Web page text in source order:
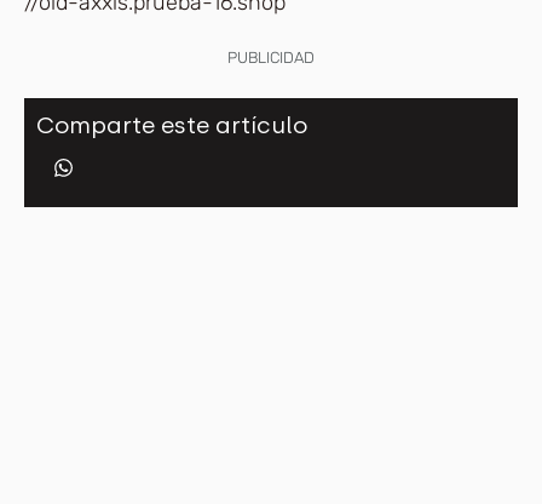
PUBLICIDAD
Comparte este artículo